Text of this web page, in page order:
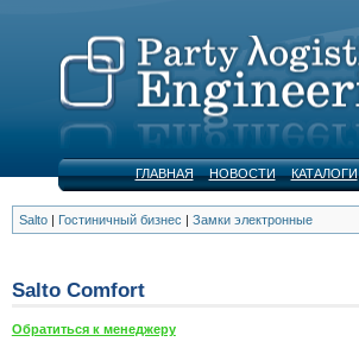
ГЛАВНАЯ НОВОСТИ КАТАЛОГИ
Salto| Гостиничный бизнес | Замки электронные
Salto Comfort
Обратиться к менеджеру